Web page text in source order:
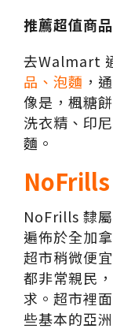
推薦超值商品
去Walmart
品、泡麵 ，
像是，楓糖
洗衣精、印
麵。
NoFrills
NoFrills 隸
遍佈於全加
超市稍微便
都非常親民
求。超市裡
些基本的亞